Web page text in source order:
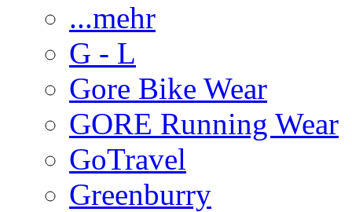
...mehr
G - L
Gore Bike Wear
GORE Running Wear
GoTravel
Greenburry